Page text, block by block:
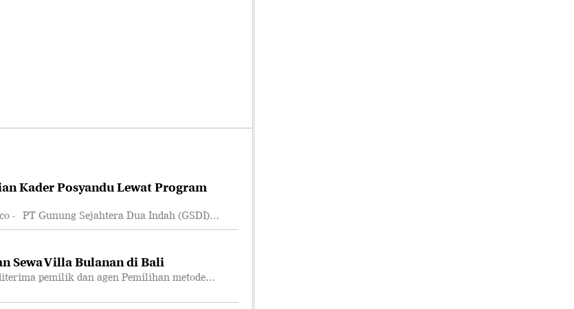
Kader Posyandu Lewat Program
- PT Gunung Sejahtera Dua Indah (GSDI)…
Sewa Villa Bulanan di Bali
pemilik dan agen Pemilihan metode…